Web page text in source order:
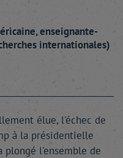
enseignante-
internationales)
élue, l'échec de
à la présidentielle
plongé l'ensemble de